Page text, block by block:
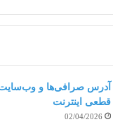
آدرس صرافی‌ها و
قطعی اینترنت
02/04/2026